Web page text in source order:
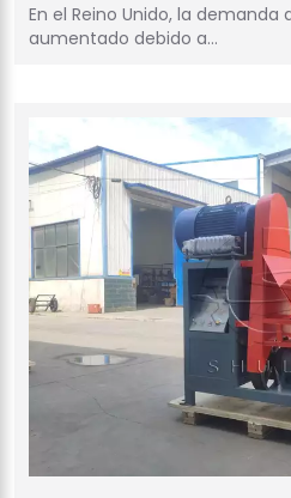
En el Reino Unido, la
aumentado debido a…